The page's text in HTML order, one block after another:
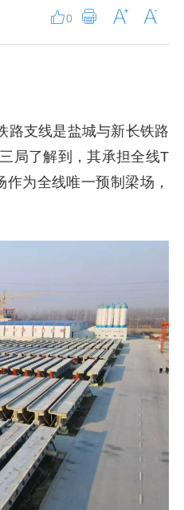
0
路支线是盐城与新长铁路
局了解到，其承担全线T
为全线唯一预制梁场，